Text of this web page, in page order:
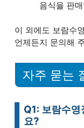
음식을 판
이 외에도 보람수
언제든지 문의해
자주 묻는
Q1: 보람수
요?